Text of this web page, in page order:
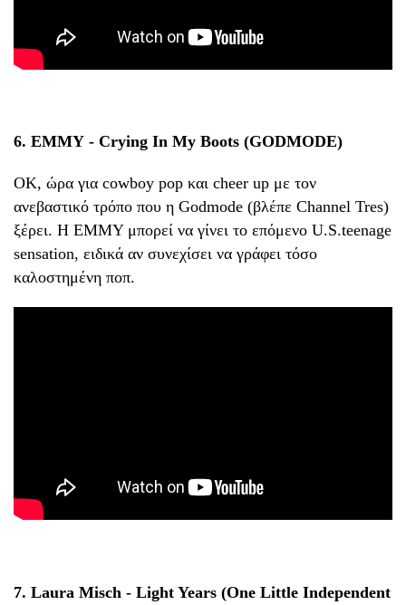
6. ΕΜΜΥ - Crying In My Boots (GODMODE)
ΟΚ, ώρα για cowboy pop και cheer up με τον
ανεβαστικό τρόπο που η Godmode (βλέπε Channel Tres)
ξέρει. H ΕΜMY μπορεί να γίνει το επόμενο U.S.teenage
sensation, ειδικά αν συνεχίσει να γράφει τόσο
καλοστημένη ποπ.
7. Laura Misch - Light Years (One Little Independent